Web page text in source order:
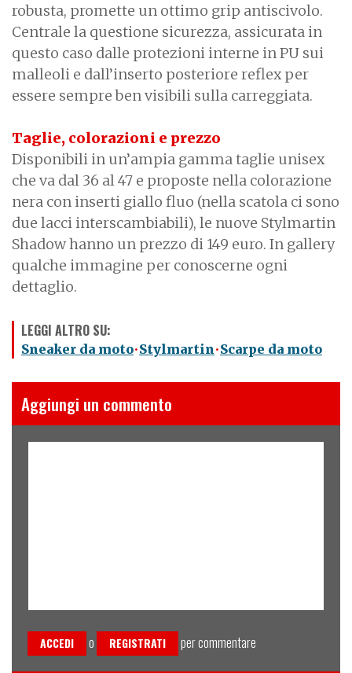
robusta, promette un ottimo grip antiscivolo.
Centrale la questione sicurezza, assicurata in
questo caso dalle protezioni interne in PU sui
malleoli e dall’inserto posteriore reflex per
essere sempre ben visibili sulla carreggiata.
Taglie, colorazioni e prezzo
Disponibili in un’ampia gamma taglie unisex
che va dal 36 al 47 e proposte nella colorazione
nera con inserti giallo fluo (nella scatola ci sono
due lacci interscambiabili), le nuove Stylmartin
Shadow hanno un prezzo di 149 euro. In gallery
qualche immagine per conoscerne ogni
dettaglio.
LEGGI ALTRO SU:
Sneaker da moto Stylmartin Scarpe da moto
Aggiungi un commento
ACCEDI o REGISTRATI per commentare